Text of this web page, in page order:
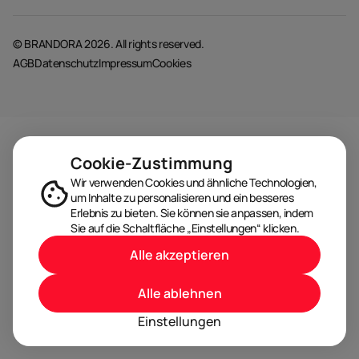
© BRANDORA 2026. All rights reserved.
AGBDatenschutzImpressumCookies
Cookie-Zustimmung
Wir verwenden Cookies und ähnliche Technologien,
um Inhalte zu personalisieren und ein besseres
Erlebnis zu bieten. Sie können sie anpassen, indem
Sie auf die Schaltfläche „Einstellungen“ klicken.
Einstellungen
Alle ablehnen
Alle akzeptieren